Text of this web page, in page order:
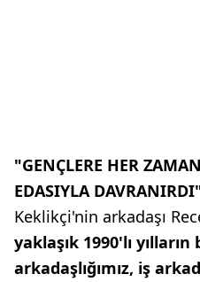
"GENÇLERE HER
EDASIYLA
Keklikçi'nin arkadaşı
yaklaşık 1990'lı
arkadaşlığımız, iş